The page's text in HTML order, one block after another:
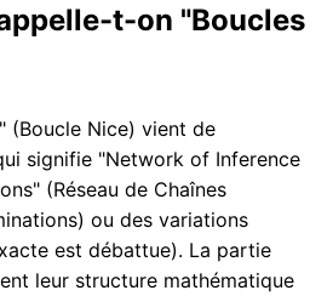
t-on "Boucles
(Boucle Nice) vient de
signifie "Network of Inference
(Réseau de Chaînes
ou des variations
est débattue). La partie
leur structure mathématique